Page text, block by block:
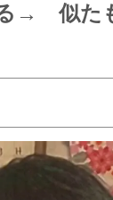
→ 似た